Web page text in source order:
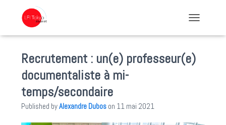
Recrutement : un(e) professeur(e)
documentaliste à mi-
temps/secondaire
Published byAlexandre Dubos on 11 mai 2021